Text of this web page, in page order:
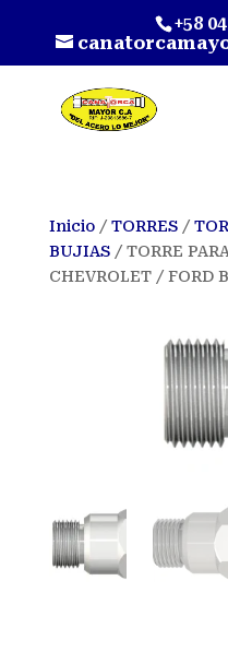
+58
Inicio/ TORRES/
BUJIAS/ TORRE
CHEVROLET / FORD